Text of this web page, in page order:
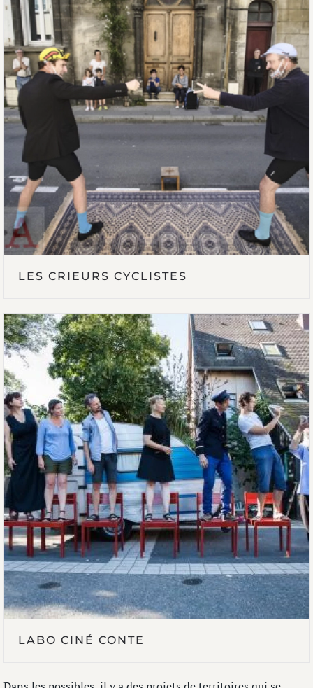
LES CRIEURS CYCLISTES
LABO CINÉ CONTE